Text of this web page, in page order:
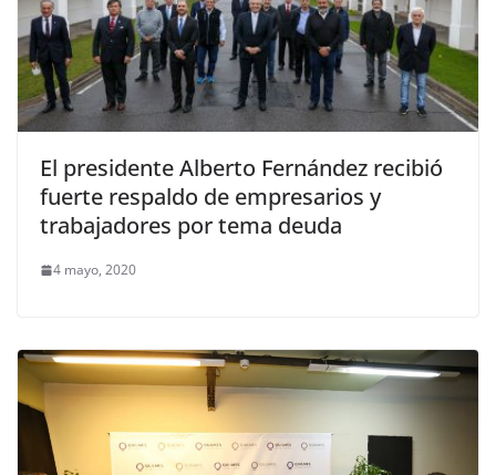
El presidente Alberto Fernández recibió
fuerte respaldo de empresarios y
trabajadores por tema deuda
4 mayo, 2020